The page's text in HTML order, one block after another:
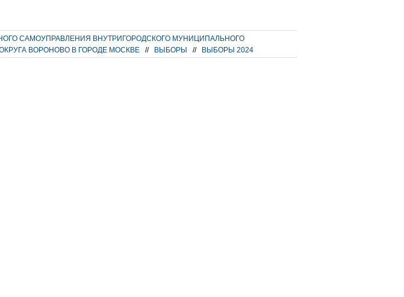
САМОУПРАВЛЕНИЯ ВНУТРИГОРОДСКОГО МУНИЦИПАЛЬНОГО
ВОРОНОВО В ГОРОДЕ МОСКВЕ
// ВЫБОРЫ // ВЫБОРЫ 2024